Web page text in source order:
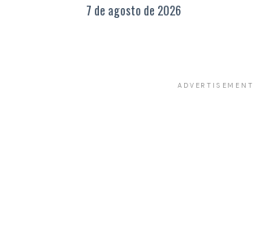
7 de agosto de 2026
ADVERTISEMENT